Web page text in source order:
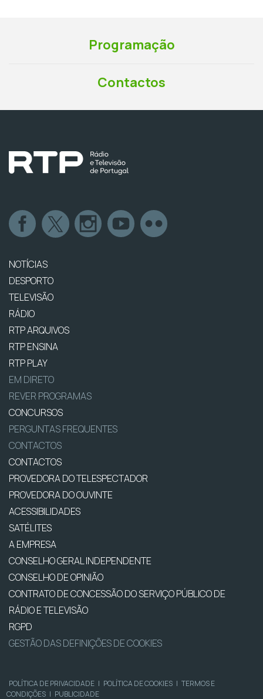
Programação
Contactos
NOTÍCIAS
DESPORTO
TELEVISÃO
RÁDIO
RTP ARQUIVOS
RTP ENSINA
RTP PLAY
EM DIRETO
REVER PROGRAMAS
CONCURSOS
PERGUNTAS FREQUENTES
CONTACTOS
CONTACTOS
PROVEDORA DO TELESPECTADOR
PROVEDORA DO OUVINTE
ACESSIBILIDADES
SATÉLITES
A EMPRESA
CONSELHO GERAL INDEPENDENTE
CONSELHO DE OPINIÃO
CONTRATO DE CONCESSÃO DO SERVIÇO PÚBLICO DE
RÁDIO E TELEVISÃO
RGPD
GESTÃO DAS DEFINIÇÕES DE COOKIES
POLÍTICA DE PRIVACIDADE | POLÍTICA DE COOKIES | TERMOS E
CONDIÇÕES | PUBLICIDADE